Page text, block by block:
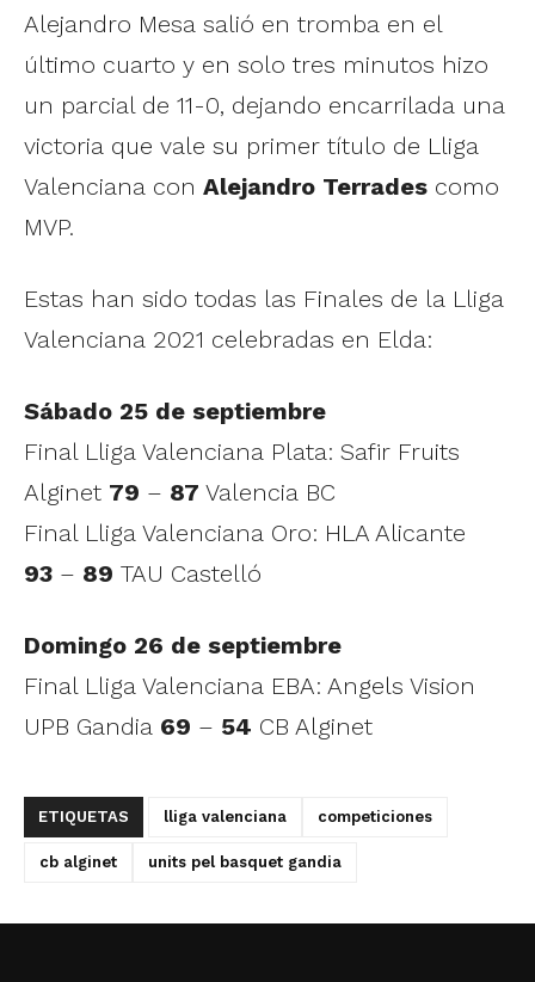
Alejandro Mesa salió en tromba en el
último cuarto y en solo tres minutos hizo
un parcial de 11-0, dejando encarrilada una
victoria que vale su primer título de Lliga
Valenciana con Alejandro Terrades como
MVP.
Estas han sido todas las Finales de la Lliga
Valenciana 2021 celebradas en Elda:
Sábado 25 de septiembre
Final Lliga Valenciana Plata: Safir Fruits
Alginet 79 – 87 Valencia BC
Final Lliga Valenciana Oro: HLA Alicante
93 – 89 TAU Castelló
Domingo 26 de septiembre
Final Lliga Valenciana EBA: Angels Vision
UPB Gandia 69 – 54 CB Alginet
ETIQUETAS lliga valenciana competiciones
cb alginet units pel basquet gandia